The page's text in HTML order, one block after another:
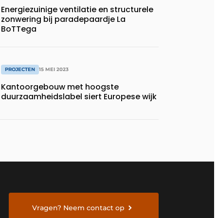
Energiezuinige ventilatie en structurele
zonwering bij paradepaardje La
BoTTega
PROJECTEN 15 MEI 2023
Kantoorgebouw met hoogste
duurzaamheidslabel siert Europese wijk
Vragen? Neem contact op